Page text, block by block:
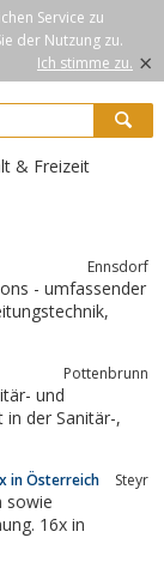
Service zu
der Nutzung zu.
Ich stimme zu. ×
& Freizeit
Ennsdorf
- umfassender
Pottenbrunn
und
der Sanitär-,
in Österreich Steyr
16x in